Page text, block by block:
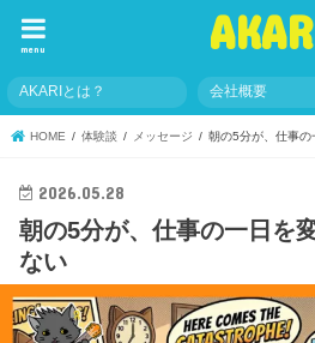
menu
AKARIとは？ 会社概要
HOME 体験談 メッセージ 朝の5分が、仕事
2026.05.28
朝の5分が、仕事の一日を
ない